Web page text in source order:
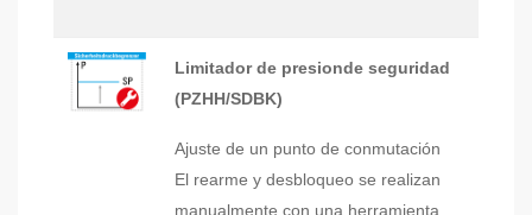
Limitador de presionde seguridad
(PZHH/SDBK)
Ajuste de un punto de conmutación
El rearme y desbloqueo se realizan
manualmente con una herramienta